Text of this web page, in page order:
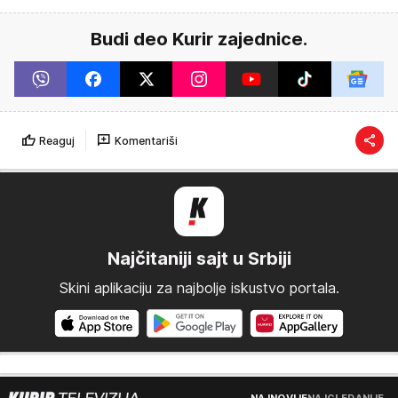
Budi deo Kurir zajednice.
Reaguj Komentariši
Najčitaniji sajt u Srbiji
Skini aplikaciju za najbolje iskustvo portala.